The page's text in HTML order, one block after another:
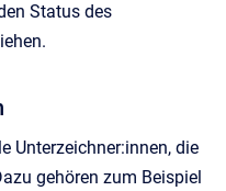
Status des
Unterzeichner:innen, die
gehören zum Beispiel